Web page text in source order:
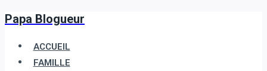
Aller
contenu
Papa Blogueur
ACCUEIL
FAMILLE